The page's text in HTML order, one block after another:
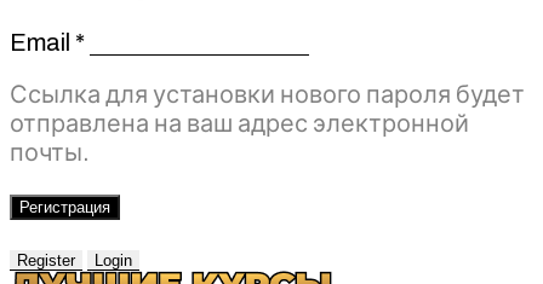
Email *Обязательно
Ссылка для установки нового пароля будет
отправлена ​​на ваш адрес электронной
почты.
Регистрация
Register Login